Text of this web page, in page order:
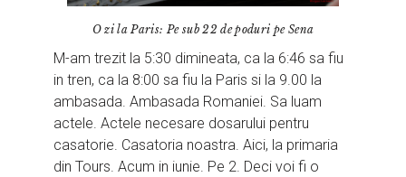
O zi la Paris: Pe sub 22 de poduri pe Sena
M-am trezit la 5:30 dimineata, ca la 6:46 sa fiu
in tren, ca la 8:00 sa fiu la Paris si la 9.00 la
ambasada. Ambasada Romaniei. Sa luam
actele. Actele necesare dosarului pentru
casatorie. Casatoria noastra. Aici, la primaria
din Tours. Acum in iunie. Pe 2. Deci voi fi o